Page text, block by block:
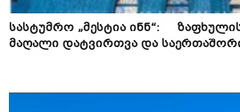
სასტუმრო „მესტია ინნ“:
მაღალი დატვირთვა და